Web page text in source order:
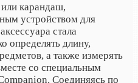
карандаш,
устройством для
стала
определять длину,
а также измерять
со специальным
Соединяясь по